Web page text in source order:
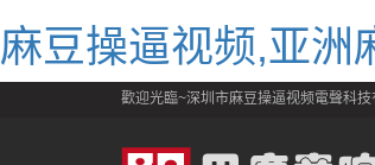
麻豆操逼视频,亚洲
歡迎光臨~深圳市麻豆操逼视频電聲科技